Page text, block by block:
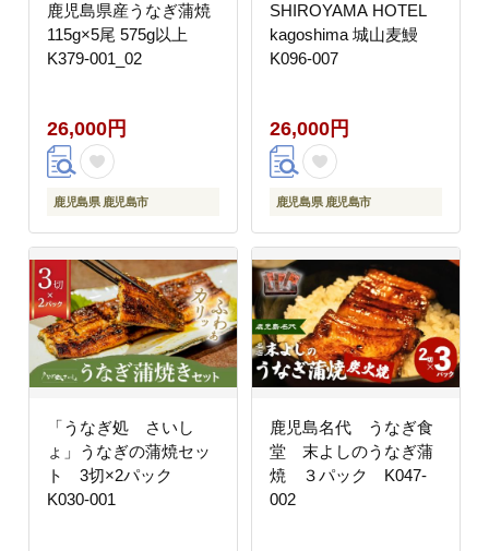
鹿児島県産うなぎ蒲焼
115g×5尾 575g以上
K379-001_02
26,000円
鹿児島県 鹿児島市
SHIROYAMA HOTEL
kagoshima 城山麦鰻
K096-007
26,000円
鹿児島県 鹿児島市
「うなぎ処 さいし
ょ」うなぎの蒲焼セッ
ト 3切×2パック
K030-001
鹿児島名代 うなぎ食
堂 末よしのうなぎ蒲
焼 ３パック K047-
002